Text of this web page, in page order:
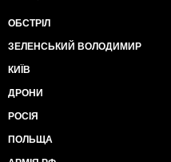
ОБСТРІЛ
ЗЕЛЕНСЬКИЙ ВОЛОДИМИР
КИЇВ
ДРОНИ
РОСІЯ
ПОЛЬЩА